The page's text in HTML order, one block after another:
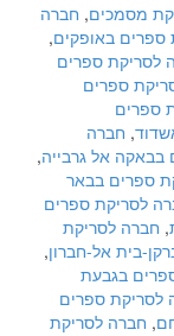
מסמכים, חברה
ספרים באופקים,
לסריקת ספרים
ספרים
ספרים
, חברה
אל גרבייה,
ספרים בבאר
לסריקת ספרים
, חברה לסריקת
בית אל-חברון,
בגבעת
לסריקת ספרים
, חברה לסריקת